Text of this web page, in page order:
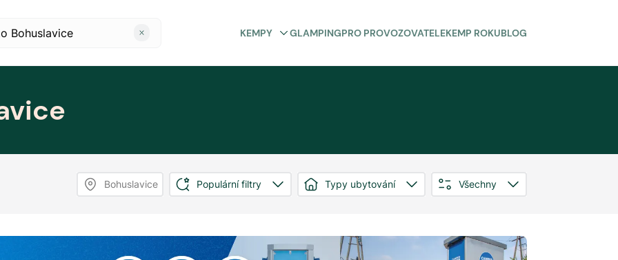
KEMPY GLAMPINGPRO PROVOZOVATELEKEMP ROKUBLOG
Bohuslavice Populární filtry Typy ubytování Všechny